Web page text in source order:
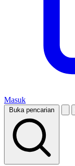
Masuk
Buka pencarian